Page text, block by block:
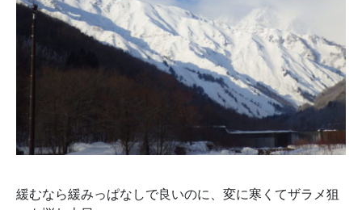
緩むなら緩みっぱなしで良いのに、変に寒くてザラメ狙